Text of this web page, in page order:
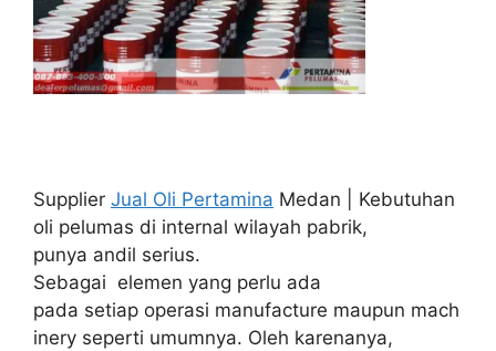
Supplier Jual Oli Pertamina Medan | Kebutuhan
oli pelumas di internal wilayah pabrik,
punya andil serius.
Sebagai elemen yang perlu ada
pada setiap operasi manufacture maupun mach
inery seperti umumnya. Oleh karenanya,